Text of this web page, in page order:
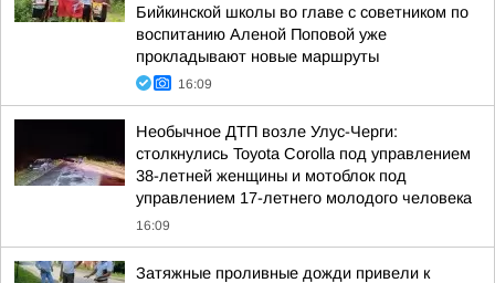
Бийкинской школы во главе с советником по
воспитанию Аленой Поповой уже
прокладывают новые маршруты
16:09
Необычное ДТП возле Улус-Черги:
столкнулись Toyota Corolla под управлением
38-летней женщины и мотоблок под
управлением 17-летнего молодого человека
16:09
Затяжные проливные дожди привели к